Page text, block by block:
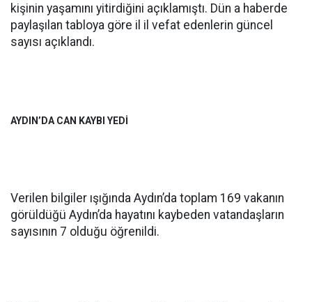
kişinin yaşamını yitirdiğini açıklamıştı. Dün a haberde
paylaşılan tabloya göre il il vefat edenlerin güncel
sayısı açıklandı.
AYDIN’DA CAN KAYBI YEDİ
Verilen bilgiler ışığında Aydın’da toplam 169 vakanın
görüldüğü Aydın’da hayatını kaybeden vatandaşların
sayısının 7 olduğu öğrenildi.